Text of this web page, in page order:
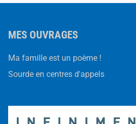
MES OUVRAGES
Ma famille est un poème !
Sourde en centres d'appels